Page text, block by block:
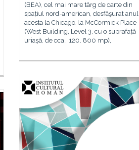
(BEA), cel mai mare târg de carte din
spațiul nord-american, desfăşurat anul
acesta la Chicago, la McCormick Place
(West Building, Level 3, cu o suprafață
uriașă, de cca. 120. 800 mp),